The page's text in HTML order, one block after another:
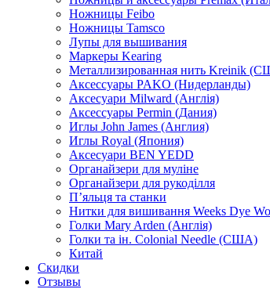
Ножницы Feibo
Ножницы Tamsco
Лупы для вышивания
Маркеры Kearing
Металлизированная нить Kreinik
Аксессуары PAKO (Нидерланды)
Аксесуари Milward (Англія)
Аксессуары Permin (Дания)
Иглы John James (Англия)
Иглы Royal (Япония)
Аксесуари BEN YEDD
Органайзери для муліне
Органайзери для рукоділля
П’яльця та станки
Нитки для вишивання Weeks Dye
Голки Mary Arden (Англія)
Голки та ін. Colonial Needle (США)
Китай
Скидки
Отзывы